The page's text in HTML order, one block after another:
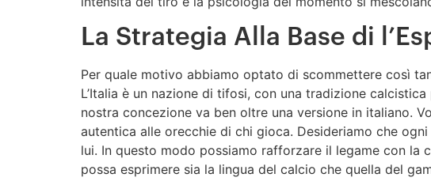
La Strategia Alla Base di
Per quale motivo abbiamo optato di scommettere così
L’Italia è un nazione di tifosi, con una tradizione
nostra concezione va ben oltre una versione in italiano.
autentica alle orecchie di chi gioca. Desideriamo che
lui. In questo modo possiamo rafforzare il legame con
possa esprimere sia la lingua del calcio che quella del